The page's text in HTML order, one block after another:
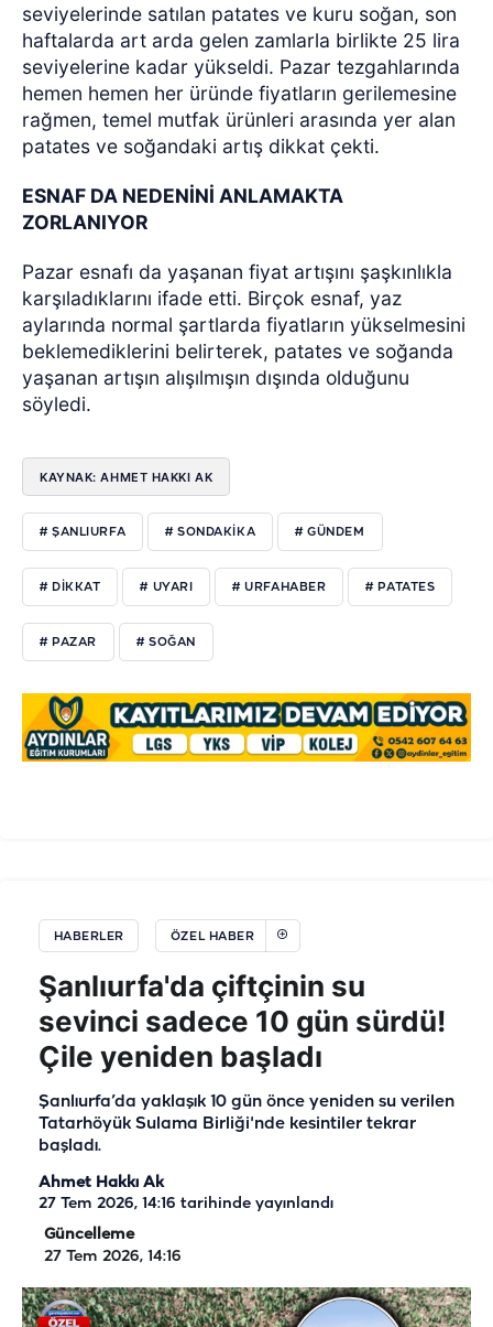
seviyelerinde satılan patates ve kuru soğan, son
haftalarda art arda gelen zamlarla birlikte 25 lira
seviyelerine kadar yükseldi. Pazar tezgahlarında
hemen hemen her üründe fiyatların gerilemesine
rağmen, temel mutfak ürünleri arasında yer alan
patates ve soğandaki artış dikkat çekti.
ESNAF DA NEDENİNİ ANLAMAKTA
ZORLANIYOR
Pazar esnafı da yaşanan fiyat artışını şaşkınlıkla
karşıladıklarını ifade etti. Birçok esnaf, yaz
aylarında normal şartlarda fiyatların yükselmesini
beklemediklerini belirterek, patates ve soğanda
yaşanan artışın alışılmışın dışında olduğunu
söyledi.
KAYNAK: AHMET HAKKI AK
# ŞANLIURFA # SONDAKIKA # GÜNDEM
# DIKKAT # UYARI # URFAHABER # PATATES
# PAZAR # SOĞAN
HABERLER ÖZEL HABER
Şanlıurfa'da çiftçinin su
sevinci sadece 10 gün sürdü!
Çile yeniden başladı
Şanlıurfa’da yaklaşık 10 gün önce yeniden su verilen
Tatarhöyük Sulama Birliği'nde kesintiler tekrar
başladı.
Ahmet Hakkı Ak
27 Tem 2026, 14:16 tarihinde yayınlandı
Güncelleme
27 Tem 2026, 14:16